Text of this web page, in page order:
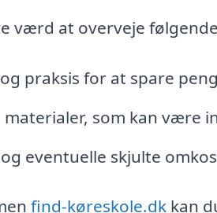
værd at overveje
praksis for at spare
materialer, som kan være
eventuelle skjulte
find-køreskole.dk kan